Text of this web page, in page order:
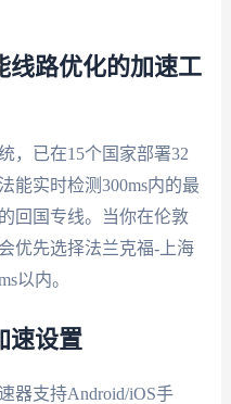
线路优化的加速工
，已在15个国家部署32
能实时检测300ms内的最
回国专线。当你在伦敦
优先选择法兰克福-上海
以内。
速设置
器支持Android/iOS手